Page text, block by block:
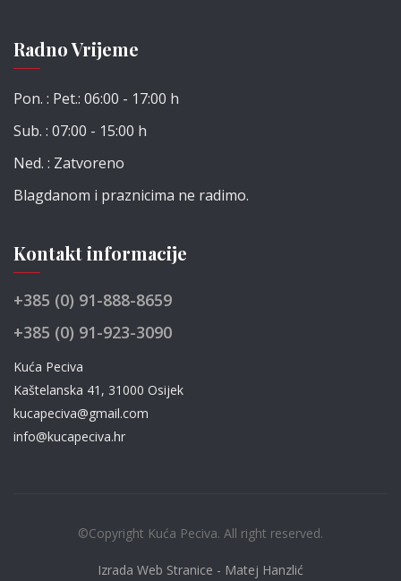
Radno Vrijeme
Pon. : Pet.: 06:00 - 17:00 h
Sub. : 07:00 - 15:00 h
Ned. : Zatvoreno
Blagdanom i praznicima ne radimo.
Kontakt informacije
+385 (0) 91-888-8659
+385 (0) 91-923-3090
Kuća Peciva
Kaštelanska 41, 31000 Osijek
kucapeciva@gmail.com
info@kucapeciva.hr
©Copyright Kuća Peciva. All right reserved.
Izrada Web Stranice - Matej Hanzlić